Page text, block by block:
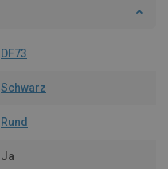
DF73
Schwarz
Rund
Ja